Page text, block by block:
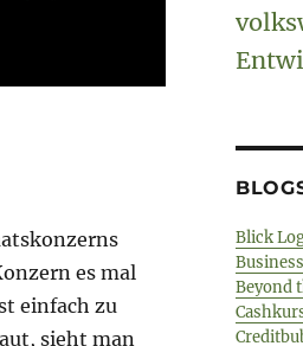
es mal
einfach zu
sieht man
Blick
Beyond